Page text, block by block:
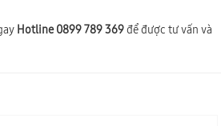
Hotline 0899 789 369để được tư vấn và